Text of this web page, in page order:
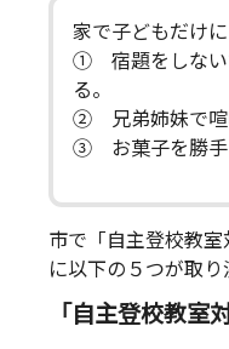
家で子どもだけに
① 宿題をしない
る。
② 兄弟姉妹で喧
③ お菓子を勝手
市で「自主登校教
に以下の５つが取り
「自主登校教室